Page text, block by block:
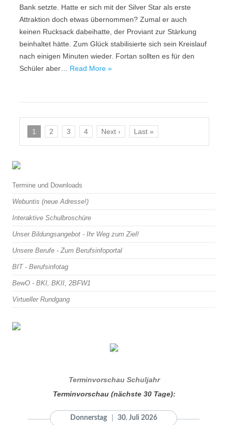
Bank setzte. Hatte er sich mit der Silver Star als erste
Attraktion doch etwas übernommen? Zumal er auch
keinen Rucksack dabeihatte, der Proviant zur Stärkung
beinhaltet hätte. Zum Glück stabilisierte sich sein Kreislauf
nach einigen Minuten wieder. Fortan sollten es für den
Schüler aber… Read More »
1 2 3 4 Next › Last »
Termine und Downloads
Webuntis (neue Adresse!)
Interaktive Schulbroschüre
Unser Bildungsangebot - Ihr Weg zum Ziel!
Unsere Berufe - Zum Berufsinfoportal
BIT - Berufsinfotag
BewO - BKI, BKII, 2BFW1
Virtueller Rundgang
Terminvorschau Schuljahr
Terminvorschau (nächste 30 Tage):